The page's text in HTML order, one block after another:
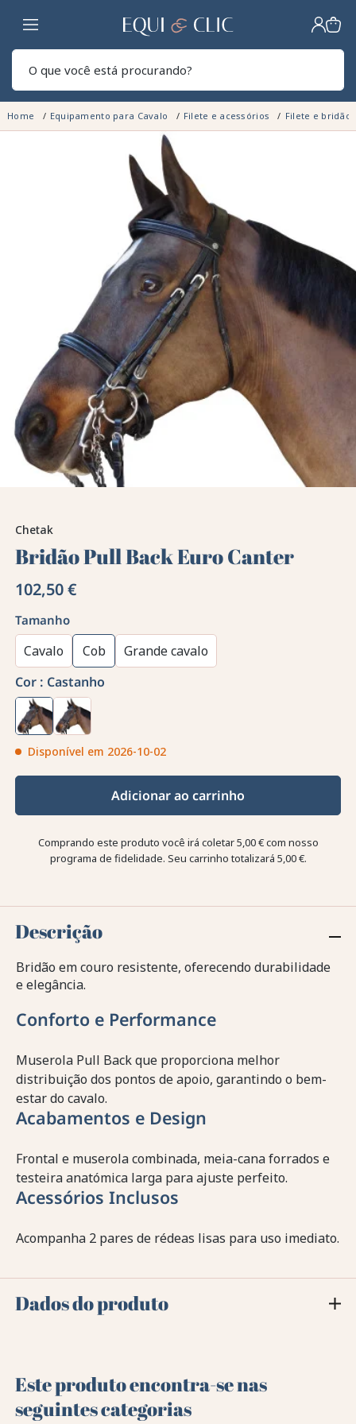
Lar
Home Equipamento para Cavalo Filete e acessórios Filete e bridão
Chetak
Bridão Pull Back Euro Canter
102,50 €
Tamanho
Cavalo Cob
Grande cavalo
Cor : Castanho
Disponível em 2026-10-02
Adicionar ao carrinho
Comprando este produto você irá coletar5,00 €com nosso
programa de fidelidade. Seu carrinho totalizará 5,00 €.
Descrição
Bridão em couro resistente, oferecendo durabilidade
e elegância.
Conforto e Performance
Muserola Pull Back que proporciona melhor
distribuição dos pontos de apoio, garantindo o bem-
estar do cavalo.
Acabamentos e Design
Frontal e muserola combinada, meia-cana forrados e
testeira anatómica larga para ajuste perfeito.
Acessórios Inclusos
Acompanha 2 pares de rédeas lisas para uso imediato.
Dados do produto
Este produto encontra-se nas
seguintes categorias